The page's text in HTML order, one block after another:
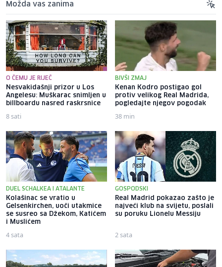
Možda vas zanima
O ČEMU JE RIJEČ
Nesvakidašnji prizor u Los
Angelesu: Muškarac snimljen u
billboardu nasred raskrsnice
8 sati
BIVŠI ZMAJ
Kenan Kodro postigao gol
protiv velikog Real Madrida,
pogledajte njegov pogodak
38 min
DUEL SCHALKEA I ATALANTE
Kolašinac se vratio u
Gelsenkirchen, uoči utakmice
se susreo sa Džekom, Katićem
i Muslićem
4 sata
GOSPODSKI
Real Madrid pokazao zašto je
najveći klub na svijetu, poslali
su poruku Lionelu Messiju
2 sata